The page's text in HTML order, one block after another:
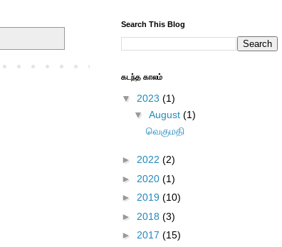
Search This Blog
கடந்த காலம்
▼ 2023 (1)
▼ August (1)
வெகுமதி
► 2022 (2)
► 2020 (1)
► 2019 (10)
► 2018 (3)
► 2017 (15)